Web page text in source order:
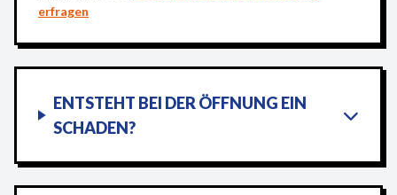
erfragen
ENTSTEHT BEI DER ÖFFNUNG EIN
SCHADEN?